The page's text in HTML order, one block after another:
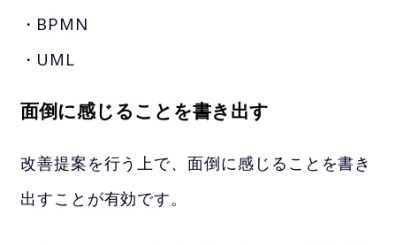
BPMN
UML
面倒に感じることを書き出す
改善提案を行う上で、面倒に感じることを書き
出すことが有効です。